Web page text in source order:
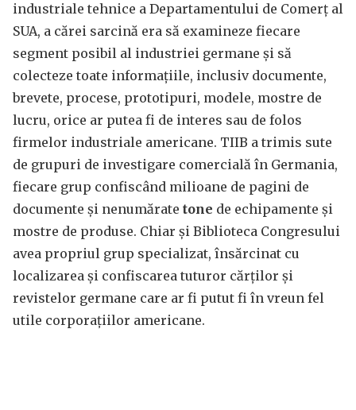
industriale tehnice a Departamentului de Comerț al
SUA, a cărei sarcină era să examineze fiecare
segment posibil al industriei germane și să
colecteze toate informațiile, inclusiv documente,
brevete, procese, prototipuri, modele, mostre de
lucru, orice ar putea fi de interes sau de folos
firmelor industriale americane. TIIB a trimis sute
de grupuri de investigare comercială în Germania,
fiecare grup confiscând milioane de pagini de
documente și nenumărate tone de echipamente și
mostre de produse. Chiar și Biblioteca Congresului
avea propriul grup specializat, însărcinat cu
localizarea și confiscarea tuturor cărților și
revistelor germane care ar fi putut fi în vreun fel
utile corporațiilor americane.